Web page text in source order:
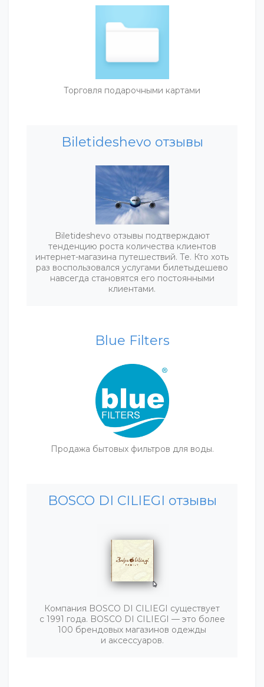
Торговля подарочными картами
Biletideshevo отзывы
Biletideshevo отзывы подтверждают
тенденцию роста количества клиентов
интернет-магазина путешествий. Те. Кто хоть
раз воспользовался услугами билетыдешево
навсегда становятся его постоянными
клиентами.
Blue Filters
Продажа бытовых фильтров для воды.
BOSCO DI CILIEGI отзывы
Компания BOSCO DI CILIEGI существует
с 1991 года. BOSCO DI CILIEGI — это более
100 брендовых магазинов одежды
и аксессуаров.